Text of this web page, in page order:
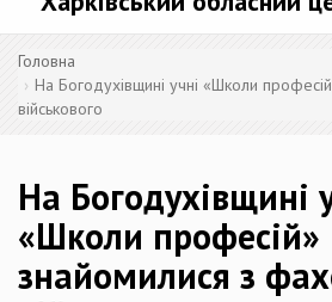
Головна
На Богодухівщині учні «Школи
військового
На Богодухівщині
«Школи професій»
знайомилися з